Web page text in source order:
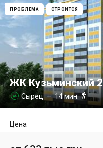
ПРОБЛЕМА СТРОИТСЯ
ЖК Кузьминский 2
 Сырец– 14 мин.
Цена